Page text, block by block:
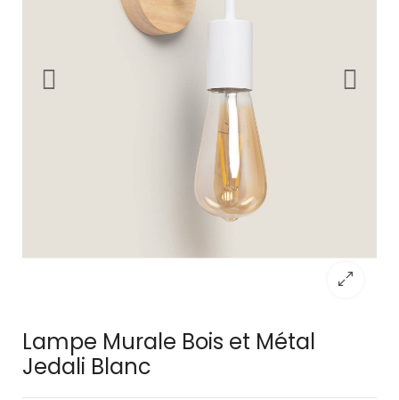
Lampe Murale Bois et Métal
Jedali Blanc